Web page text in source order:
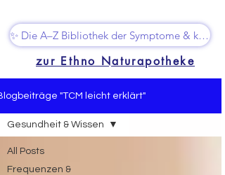
✨ Die A–Z Bibliothek der Symptome & kleine Superhelfer
zur Ethno Naturapotheke
"TCM leicht erklärt"
All Posts
Frequenzen &
Gesundheit & Wissen